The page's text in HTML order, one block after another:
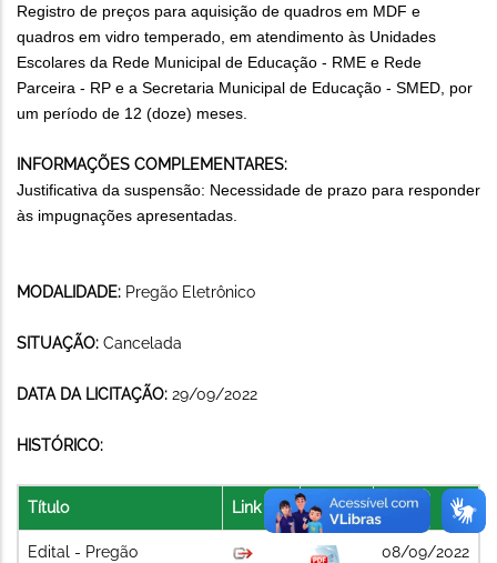
Registro de preços para aquisição de quadros em MDF e
quadros em vidro temperado, em atendimento às Unidades
Escolares da Rede Municipal de Educação - RME e Rede
Parceira - RP e a Secretaria Municipal de Educação - SMED, por
um período de 12 (doze) meses.
INFORMAÇÕES COMPLEMENTARES:
Justificativa da suspensão: Necessidade de prazo para responder
às impugnações apresentadas.
MODALIDADE: Pregão Eletrônico
SITUAÇÃO: Cancelada
DATA DA LICITAÇÃO: 29/09/2022
HISTÓRICO:
Título Link Arquivo Data
Edital - Pregão
08/09/2022